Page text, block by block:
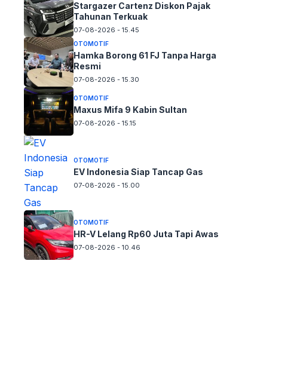
Stargazer Cartenz Diskon Pajak
Tahunan Terkuak
07-08-2026 - 15.45
OTOMOTIF
Hamka Borong 61 FJ Tanpa Harga
Resmi
07-08-2026 - 15.30
OTOMOTIF
Maxus Mifa 9 Kabin Sultan
07-08-2026 - 15.15
OTOMOTIF
EV Indonesia Siap Tancap Gas
07-08-2026 - 15.00
OTOMOTIF
HR-V Lelang Rp60 Juta Tapi Awas
07-08-2026 - 10.46